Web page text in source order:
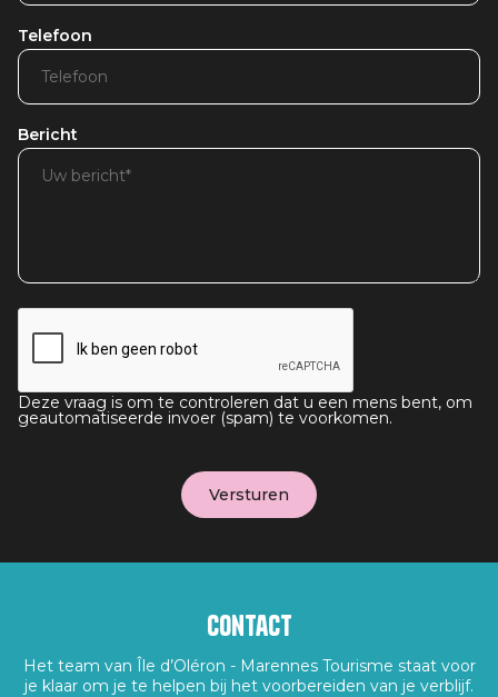
Telefoon
Bericht
Deze vraag is om te controleren dat u een mens bent, om
geautomatiseerde invoer (spam) te voorkomen.
Contact
Het team van Île d’Oléron - Marennes Tourisme staat voor
je klaar om je te helpen bij het voorbereiden van je verblijf.